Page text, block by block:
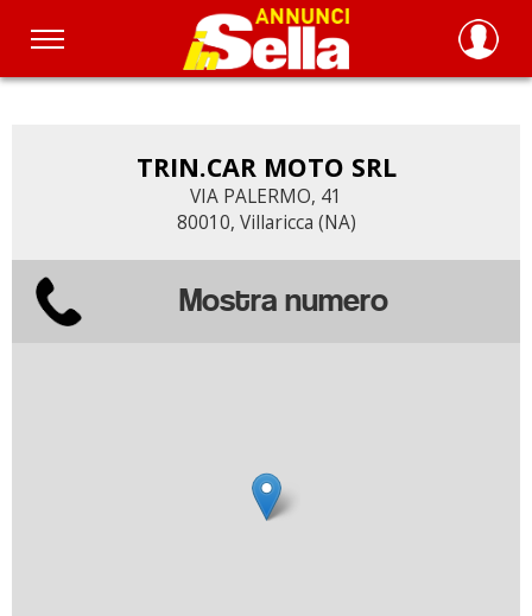
Salta
TRIN.CAR MOTO SRL
VIA PALERMO, 41
80010, Villaricca (NA)
Mostra numero